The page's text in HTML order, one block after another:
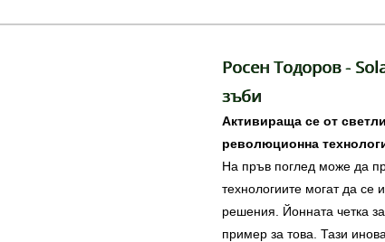
Росен Тодоров -
зъби
Активираща се от
революционна
На пръв поглед може да
технологиите могат да се
решения. Йонната четка
пример за това. Тази